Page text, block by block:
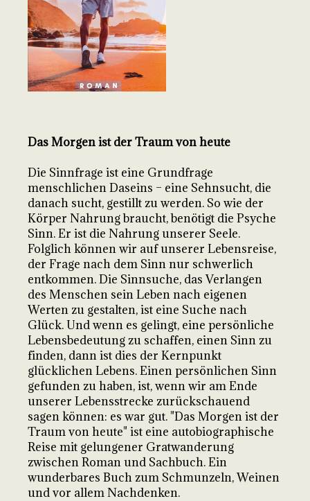
Das Morgen ist der Traum von heute
Die Sinnfrage ist eine Grundfrage
menschlichen Daseins – eine Sehnsucht, die
danach sucht, gestillt zu werden. So wie der
Körper Nahrung braucht, benötigt die Psyche
Sinn. Er ist die Nahrung unserer Seele.
Folglich können wir auf unserer Lebensreise,
der Frage nach dem Sinn nur schwerlich
entkommen. Die Sinnsuche, das Verlangen
des Menschen sein Leben nach eigenen
Werten zu gestalten, ist eine Suche nach
Glück. Und wenn es gelingt, eine persönliche
Lebensbedeutung zu schaffen, einen Sinn zu
finden, dann ist dies der Kernpunkt
glücklichen Lebens. Einen persönlichen Sinn
gefunden zu haben, ist, wenn wir am Ende
unserer Lebensstrecke zurückschauend
sagen können: es war gut. "Das Morgen ist der
Traum von heute" ist eine autobiographische
Reise mit gelungener Gratwanderung
zwischen Roman und Sachbuch. Ein
wunderbares Buch zum Schmunzeln, Weinen
und vor allem Nachdenken.